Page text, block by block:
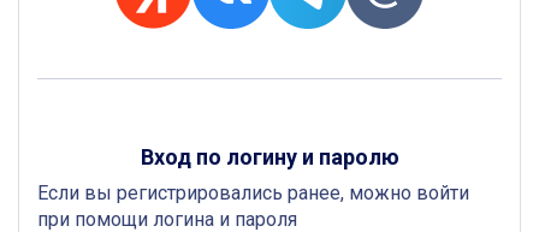
Вход по логину и паролю
Если вы регистрировались ранее, можно войти
при помощи логина и пароля